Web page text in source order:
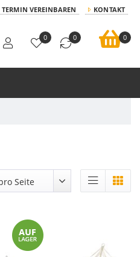
TERMIN VEREINBAREN KONTAKT
0 0 0